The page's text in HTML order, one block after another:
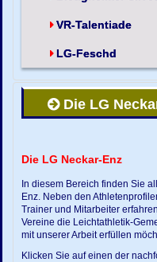
VR-Talentiade
LG-Feschd
Die LG
Die LG Neckar-Enz
In diesem Bereich finden Sie
Enz. Neben den
Trainer und Mitarbeiter
Vereine die Leichtathletik-
mit unserer Arbeit erfüllen
Klicken Sie auf einen der